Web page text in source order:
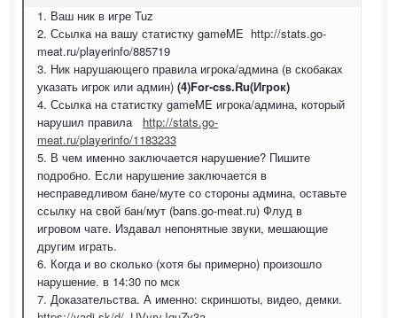
1. Ваш ник в игре Tuz
2. Ссылка на вашу статистку gameME http://stats.go-
meat.ru/playerinfo/885719
3. Ник нарушающего правила игрока/админа (в скобаках
указать игрок или админ) (4)For-css.Ru(Игрок)
4. Ссылка на статистку gameME игрока/админа, который
нарушил правила http://stats.go-
meat.ru/playerinfo/1183233
5. В чем именно заключается нарушение? Пишите
подробно. Если нарушение заключается в
несправедливом бане/муте со стороны админа, оставьте
ссылку на свой бан/мут (bans.go-meat.ru) Флуд в
игровом чате. Издавал непонятные звуки, мешающие
другим играть.
6. Когда и во сколько (хотя бы примерно) произошло
нарушение. в 14:30 по мск
7. Доказательства. А именно: скриншоты, видео, демки.